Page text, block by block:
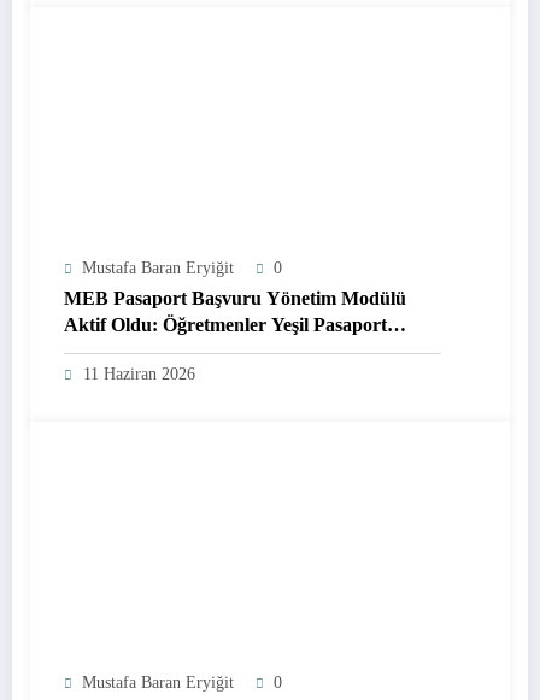
Mustafa Baran Eryiğit 0
MEB Pasaport Başvuru Yönetim Modülü
Aktif Oldu: Öğretmenler Yeşil Pasaport
Başvurularını Online Yapabilecek
11 Haziran 2026
Mustafa Baran Eryiğit 0